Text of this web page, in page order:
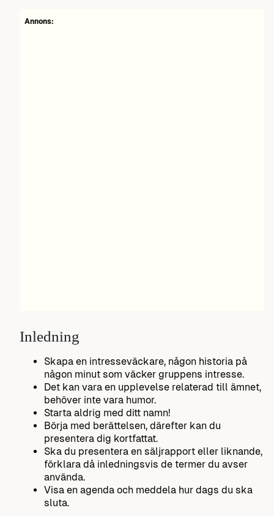
Annons:
Inledning
Skapa en intresseväckare, någon historia på
någon minut som väcker gruppens intresse.
Det kan vara en upplevelse relaterad till ämnet,
behöver inte vara humor.
Starta aldrig med ditt namn!
Börja med berättelsen, därefter kan du
presentera dig kortfattat.
Ska du presentera en säljrapport eller liknande,
förklara då inledningsvis de termer du avser
använda.
Visa en agenda och meddela hur dags du ska
sluta.